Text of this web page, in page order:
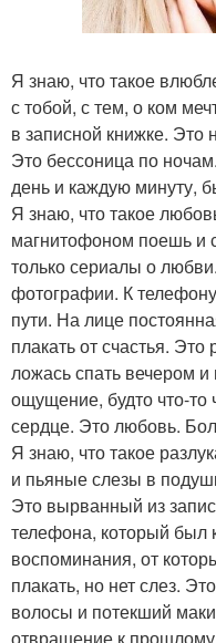
Я знаю, что такое
с тобой, с тем, о ком
в записной книжке. Это
Это бессоница по
день и каждую минуту,
Я знаю, что такое
магнитофоном поешь и
только сериалы о
фотографии. К
пути. На лице
плакать от счастья.
ложась спать вечером
ощущение, будто что-то
сердце. Это любовь.
Я знаю, что такое
и пьяные слезы в
Это вырванный из
телефона, который был
воспоминания, от
плакать, но нет слез.
волосы и потекший